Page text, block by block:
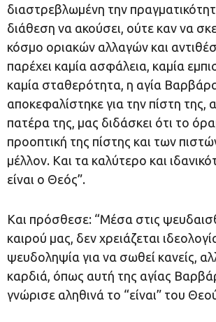
διαστρεβλωμένη την
διάθεση να ακούσει, ούτε καν να
κόσμο οριακών αλλαγών και
παρέχει καμία ασφάλεια, καμία
καμία σταθερότητα, η αγία
αποκεφαλίστηκε για την πίστη της,
πατέρα της, μας διδάσκει ότι το
προοπτική της πίστης και των
μέλλον. Και τα καλύτερο και
είναι ο Θεός”.
Και πρόσθεσε: “Μέσα στις
καιρού μας, δεν χρειάζεται
ψευδοληψία για να σωθεί κανείς,
καρδιά, όπως αυτή της αγίας
γνώρισε αληθινά το “είναι” του